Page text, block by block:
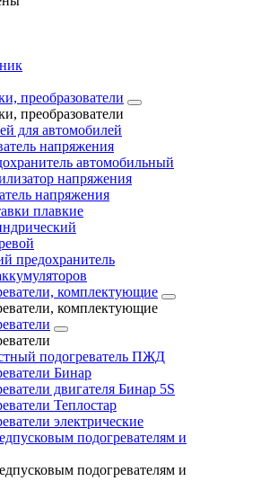
преобразователи
преобразователи
для автомобилей
напряжения
автомобильный
напряжения
напряжения
плавкие
предохранитель
комплектующие
комплектующие
подогреватель ПЖД
Бинар
двигателя Бинар 5S
Теплостар
электрические
подогревателям и
подогревателям и